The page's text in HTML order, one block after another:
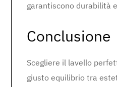
garantiscono durabilità
Conclusione
Scegliere il lavello
giusto equilibrio tra